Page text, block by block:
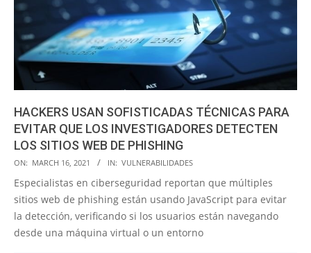
HACKERS USAN SOFISTICADAS TÉCNICAS PARA
EVITAR QUE LOS INVESTIGADORES DETECTEN
LOS SITIOS WEB DE PHISHING
2021-
03-
16
ON: MARCH 16, 2021 IN: VULNERABILIDADES
Especialistas en ciberseguridad reportan que múltiples
sitios web de phishing están usando JavaScript para evitar
la detección, verificando si los usuarios están navegando
desde una máquina virtual o un entorno